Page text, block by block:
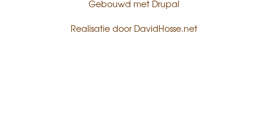
Gebouwd met Drupal
Realisatie door DavidHosse.net